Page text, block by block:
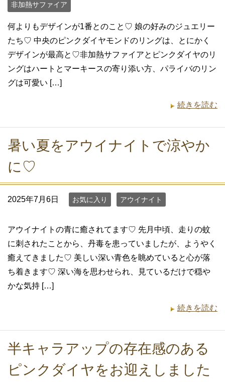
非加熱サファイア
何よりもデザインが1番とのこと♡ 娘の好みのジュエリー
たち♡ 中央のピンクダイヤモンドのリングは、とにかく
デザインが最高と♡非加熱サファイアとピンクダイヤのリ
ングはハートとマーキースの寄り添い方、パライバのリン
グは可愛い […]
続きを読む
暑い夏をアウイナイトで涼やか
に♡
2025年7月6日 お気に入り アウイナイト
アウイナイトの青に癒されてます♡ 先月中頃、走りの蚊
に刺されたことから、丹毒を患っていましたが、ようやく
癒えてきました♡ 美しい深い青色を眺めていると心が落
ち着きます♡ 深い海を思わせられ、見ているだけで穏や
かな気持 […]
続きを読む
半キャラアップの存在感のある
ピンクダイヤをお迎えしました